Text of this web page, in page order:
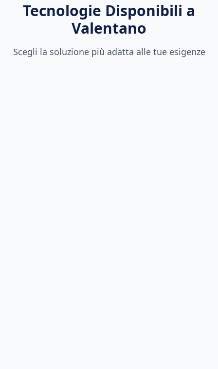
Tecnologie Disponibili a
Valentano
Scegli la soluzione più adatta alle tue esigenze